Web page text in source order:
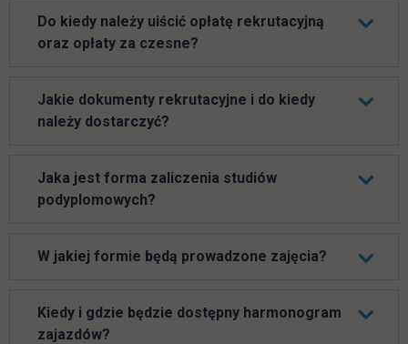
Do kiedy należy uiścić opłatę rekrutacyjną
oraz opłaty za czesne?
Jakie dokumenty rekrutacyjne i do kiedy
należy dostarczyć?
Jaka jest forma zaliczenia studiów
podyplomowych?
W jakiej formie będą prowadzone zajęcia?
Kiedy i gdzie będzie dostępny harmonogram
zajazdów?